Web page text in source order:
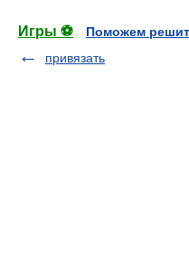
Игры ⚽
Поможем
привязать